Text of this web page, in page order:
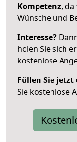
Kompetenz,
Wünsche und
Interesse?
holen Sie sich
kostenlose
Füllen Sie jetzt
Sie kostenlose